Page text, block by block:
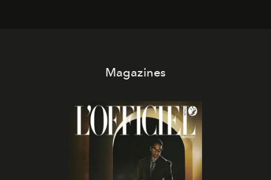
Magazines